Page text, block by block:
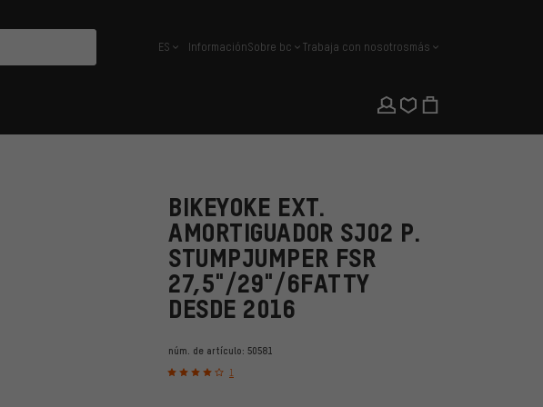
español
ES InformaciónSobre bc Trabaja con nosotrosmás
BIKEYOKE EXT.
AMORTIGUADOR SJ02 P.
STUMPJUMPER FSR
27,5"/29"/6FATTY
DESDE 2016
núm. de artículo: 50581
1